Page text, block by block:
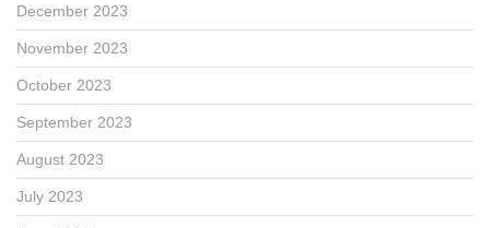
December 2023
November 2023
October 2023
September 2023
August 2023
July 2023